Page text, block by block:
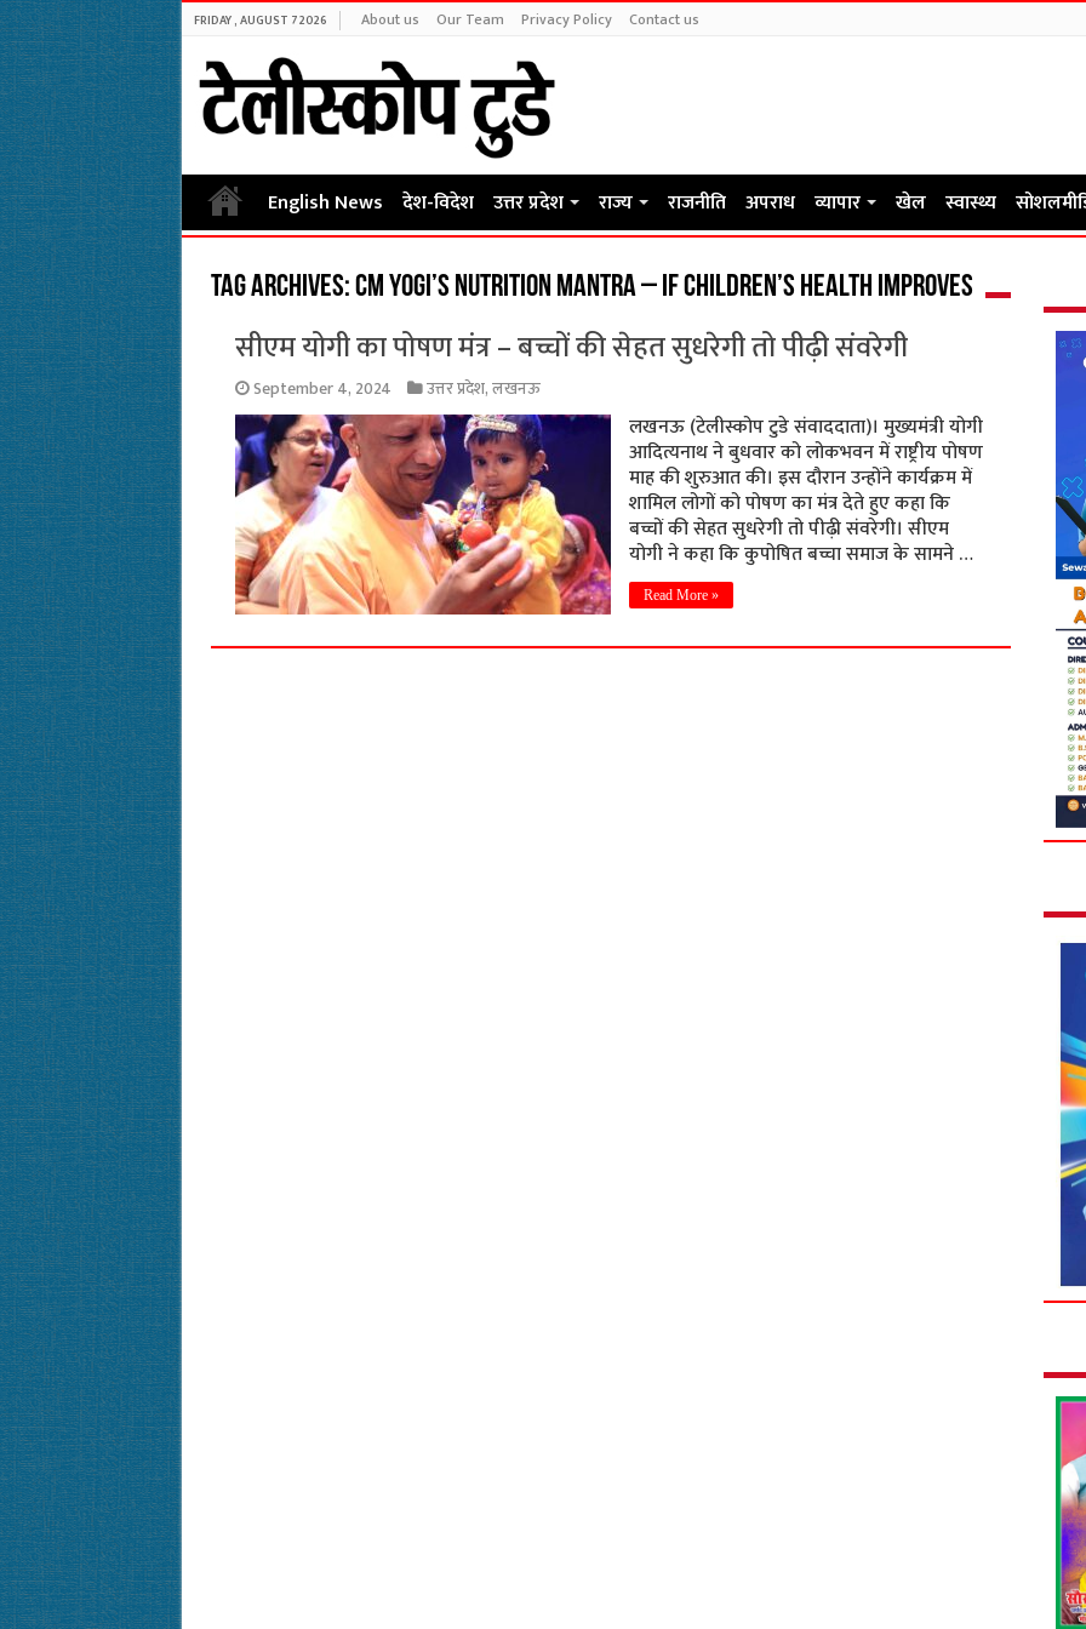
FRIDAY , AUGUST 7 2026 About us Our Team Privacy Policy Contact us
English News देश-विदेश उत्तर प्रदेश राज्य राजनीति अपराध व्यापार खेल स्वास्थ्य
Tag Archives:CM Yogi’s nutrition mantra – If children’s health improves
सीएम योगी का पोषण मंत्र – बच्चों की सेहत सुधरेगी तो पीढ़ी संवरेगी
September 4, 2024 उत्तर प्रदेश,लखनऊ
लखनऊ (टेलीस्कोप टुडे संवाददाता)। मुख्यमंत्री योगी
आदित्यनाथ ने बुधवार को लोकभवन में राष्ट्रीय पोषण
माह की शुरुआत की। इस दौरान उन्होंने कार्यक्रम में
शामिल लोगों को पोषण का मंत्र देते हुए कहा कि
बच्चों की सेहत सुधरेगी तो पीढ़ी संवरेगी। सीएम
योगी ने कहा कि कुपोषित बच्चा समाज के सामने …
Read More »